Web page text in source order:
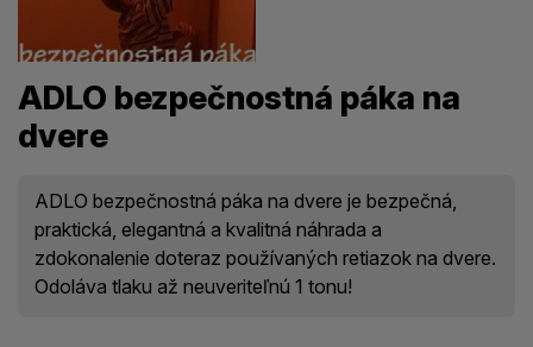
ADLO bezpečnostná páka na
dvere
ADLO bezpečnostná páka na dvere je bezpečná,
praktická, elegantná a kvalitná náhrada a
zdokonalenie doteraz používaných retiazok na dvere.
Odoláva tlaku až neuveriteľnú 1 tonu!